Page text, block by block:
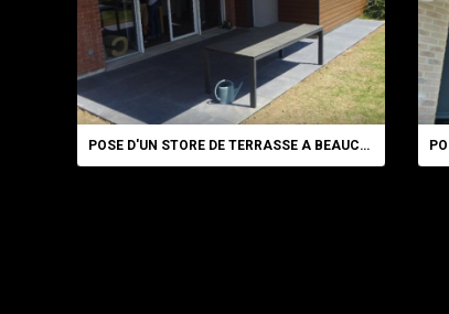
POSE D'UN STORE DE TERRASSE A BEAUCAMPS ...